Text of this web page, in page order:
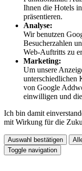
Ihnen die Hotels
präsentieren.
Analyse:
Wir benutzen
Besucherzahlen
Web-Auftritts zu
Marketing:
Um unsere
unterschiedlichen
von Google
einwilligen und
Ich bin damit
mit Wirkung für die
Auswahl bestätigen
Toggle navigation